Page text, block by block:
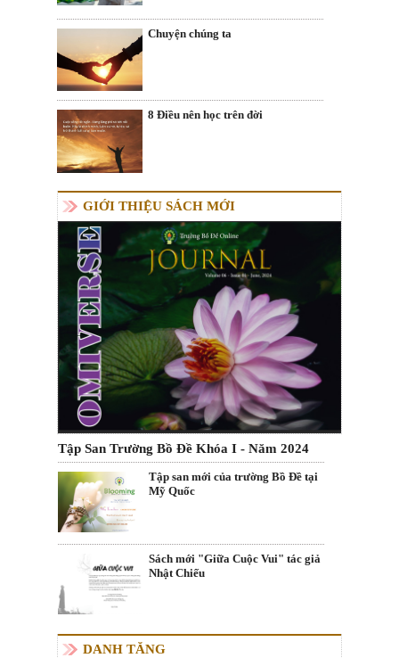
Chuyện chúng ta
8 Điều nên học trên đời
GIỚI THIỆU SÁCH MỚI
Tập San Trường Bồ Đề Khóa I - Năm 2024
Tập san mới của trường Bồ Đề tại
Mỹ Quốc
Sách mới "Giữa Cuộc Vui" tác giả
Nhật Chiếu
DANH TĂNG